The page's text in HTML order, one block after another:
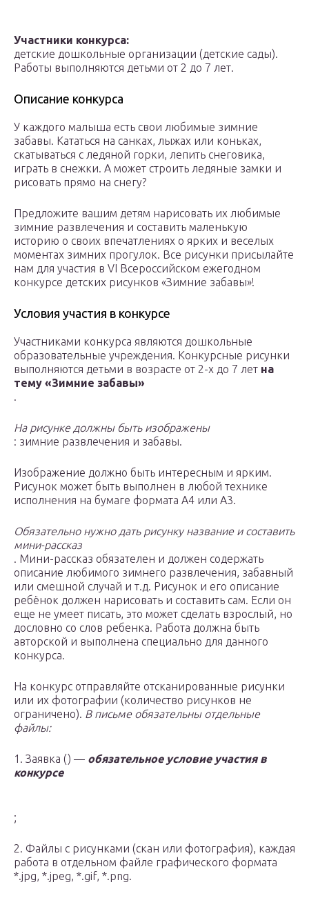
Участники конкурса:
детские дошкольные организации (детские сады).
Работы выполняются детьми от 2 до 7 лет.
Описание конкурса
У каждого малыша есть свои любимые зимние
забавы. Кататься на санках, лыжах или коньках,
скатываться с ледяной горки, лепить снеговика,
играть в снежки. А может строить ледяные замки и
рисовать прямо на снегу?
Предложите вашим детям нарисовать их любимые
зимние развлечения и составить маленькую
историю о своих впечатлениях о ярких и веселых
моментах зимних прогулок. Все рисунки присылайте
нам для участия в VI Всероссийском ежегодном
конкурсе детских рисунков «Зимние забавы»!
Условия участия в конкурсе
Участниками конкурса являются дошкольные
образовательные учреждения. Конкурсные рисунки
выполняются детьми в возрасте от 2-х до 7 лет на
тему «Зимние забавы»
.
На рисунке должны быть изображены
: зимние развлечения и забавы.
Изображение должно быть интересным и ярким.
Рисунок может быть выполнен в любой технике
исполнения на бумаге формата А4 или А3.
Обязательно нужно дать рисунку название и составить
мини-рассказ
. Мини-рассказ обязателен и должен содержать
описание любимого зимнего развлечения, забавный
или смешной случай и т.д. Рисунок и его описание
ребёнок должен нарисовать и составить сам. Если он
еще не умеет писать, это может сделать взрослый, но
дословно со слов ребенка. Работа должна быть
авторской и выполнена специально для данного
конкурса.
На конкурс отправляйте отсканированные рисунки
или их фотографии (количество рисунков не
ограничено). В письме обязательны отдельные
файлы:
1. Заявка () — обязательное условие участия в
конкурсе
;
2. Файлы с рисунками (скан или фотография), каждая
работа в отдельном файле графического формата
*.jpg, *.jpeg, *.gif, *.png.